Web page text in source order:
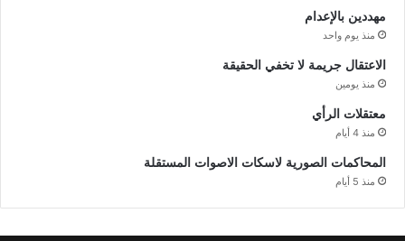
مهددين بالإعدام
منذ يوم واحد
الاعتقال جريمة لا تخفي الحقيقة
منذ يومين
معتقلات الرأي
منذ 4 أيام
المحاكمات الصورية لاسكات الاصوات المستقلة
منذ 5 أيام